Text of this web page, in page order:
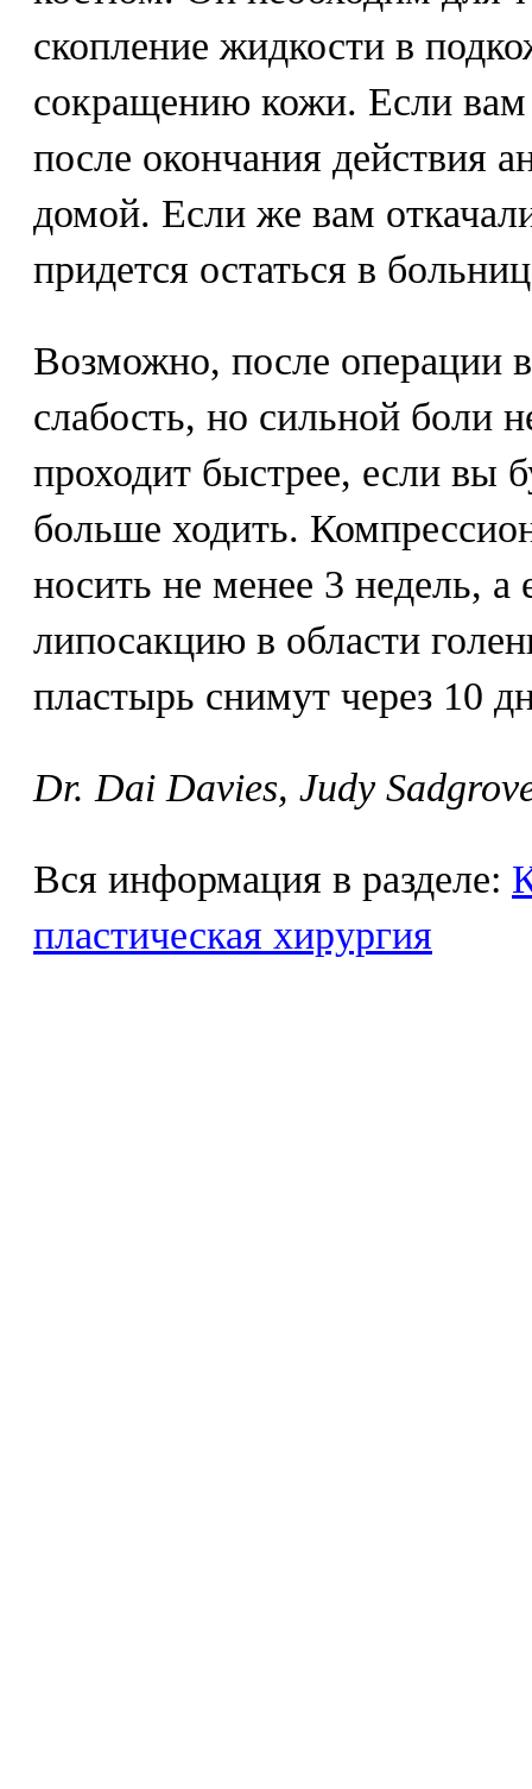
скопление жидкости в
сокращению кожи. Если
после окончания действия
домой. Если же вам
придется остаться в
Возможно, после операции
слабость, но сильной боли
проходит быстрее, если вы
больше ходить.
носить не менее 3 недель, а
липосакцию в области
пластырь снимут через 10
Dr. Dai Davies, Judy
Вся информация в разделе:
пластическая хирургия